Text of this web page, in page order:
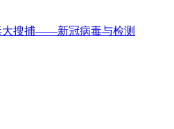
大搜捕——新冠病毒与检测